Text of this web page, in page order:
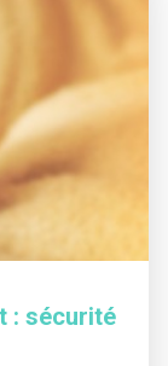
: sécurité